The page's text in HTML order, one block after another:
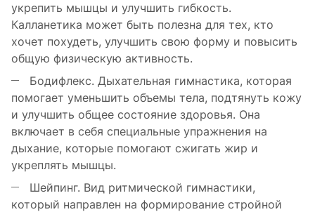
укрепить мышцы и улучшить гибкость.
Калланетика может быть полезна для тех, кто
хочет похудеть, улучшить свою форму и повысить
общую физическую активность.
Бодифлекс. Дыхательная гимнастика, которая
помогает уменьшить объемы тела, подтянуть кожу
и улучшить общее состояние здоровья. Она
включает в себя специальные упражнения на
дыхание, которые помогают сжигать жир и
укреплять мышцы.
Шейпинг. Вид ритмической гимнастики,
который направлен на формирование стройной